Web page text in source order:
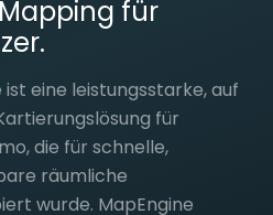
für
ist eine leistungsstarke, auf
für
die für schnelle,
räumliche
wurde. MapEngine